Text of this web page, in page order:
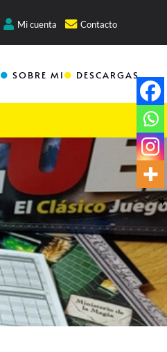
Mi cuenta Contacto
SOBRE MI DESCARGAS